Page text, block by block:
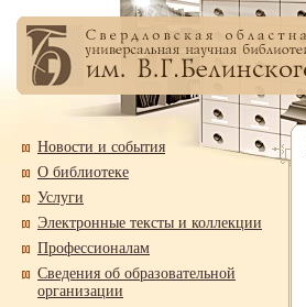
Новости и события
О библиотеке
Услуги
Электронные тексты и коллекции
Профессионалам
Сведения об образовательной
организации